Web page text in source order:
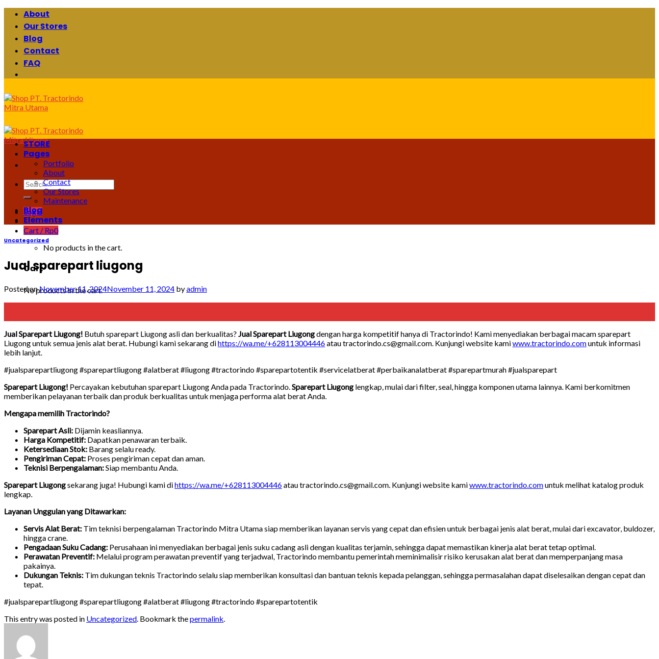
Skip
content
About
Our Stores
Blog
Contact
FAQ
Search
for:
Login
Cart / Rp0
No products in the cart.
Cart
No products in the cart.
STORE
Pages
Portfolio
About
Contact
Our Stores
Maintenance
Blog
Elements
Uncategorized
Jual sparepart liugong
Posted onNovember 11, 2024November 11, 2024 byadmin
Jual Sparepart Liugong! Butuh sparepart Liugong asli dan berkualitas? Jual Sparepart Liugongdengan harga kompetitif hanya di Tractorindo! Kami menyediakan berbagai macam sparepart
Liugong untuk semua jenis alat berat. Hubungi kami sekarang dihttps://wa.me/+628113004446atau tractorindo.cs@gmail.com. Kunjungi website kamiwww.tractorindo.comuntuk informasi
lebih lanjut.
#jualsparepartliugong #sparepartliugong #alatberat #liugong #tractorindo #sparepartotentik #servicelatberat #perbaikanalatberat #sparepartmurah #jualsparepart
Sparepart Liugong! Percayakan kebutuhan sparepart Liugong Anda pada Tractorindo.Sparepart Liugong lengkap, mulai dari filter, seal, hingga komponen utama lainnya. Kami berkomitmen
memberikan pelayanan terbaik dan produk berkualitas untuk menjaga performa alat berat Anda.
Mengapa memilih Tractorindo?
Sparepart Asli: Dijamin keasliannya.
Harga Kompetitif: Dapatkan penawaran terbaik.
Ketersediaan Stok: Barang selalu ready.
Pengiriman Cepat: Proses pengiriman cepat dan aman.
Teknisi Berpengalaman:Siap membantu Anda.
Sparepart Liugongsekarang juga! Hubungi kami dihttps://wa.me/+628113004446atau tractorindo.cs@gmail.com. Kunjungi website kamiwww.tractorindo.comuntuk melihat katalog produk
lengkap.
Layanan Unggulan yang Ditawarkan:
Servis Alat Berat: Tim teknisi berpengalaman Tractorindo Mitra Utama siap memberikan layanan servis yang cepat dan efisien untuk berbagai jenis alat berat, mulai dari excavator, buldozer,
hingga crane.
Pengadaan Suku Cadang: Perusahaan ini menyediakan berbagai jenis suku cadang asli dengan kualitas terjamin, sehingga dapat memastikan kinerja alat berat tetap optimal.
Perawatan Preventif: Melalui program perawatan preventif yang terjadwal, Tractorindo membantu pemerintah meminimalisir risiko kerusakan alat berat dan memperpanjang masa
pakainya.
Dukungan Teknis: Tim dukungan teknis Tractorindo selalu siap memberikan konsultasi dan bantuan teknis kepada pelanggan, sehingga permasalahan dapat diselesaikan dengan cepat dan
tepat.
#jualsparepartliugong #sparepartliugong #alatberat #liugong #tractorindo #sparepartotentik
This entry was posted in Uncategorized. Bookmark thepermalink.